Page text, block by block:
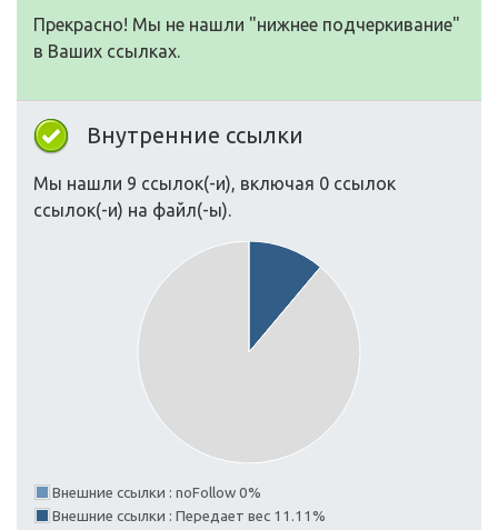
Прекрасно! Мы не нашли "нижнее подчеркивание"
в Ваших ссылках.
Внутренние ссылки
Мы нашли 9 ссылок(-и), включая 0 ссылок
ссылок(-и) на файл(-ы).
Внешние ссылки : noFollow 0%
Внешние ссылки : Передает вес 11.11%